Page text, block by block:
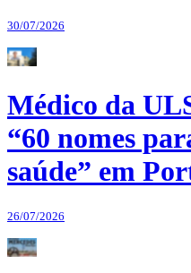
30/07/2026
Médico da
“60 nomes
saúde” em
26/07/2026